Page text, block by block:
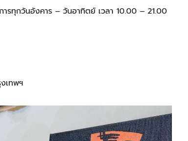
รทุกวันอังคาร – วันอาทิตย์ เวลา 10.00 – 21.00
เทพฯ